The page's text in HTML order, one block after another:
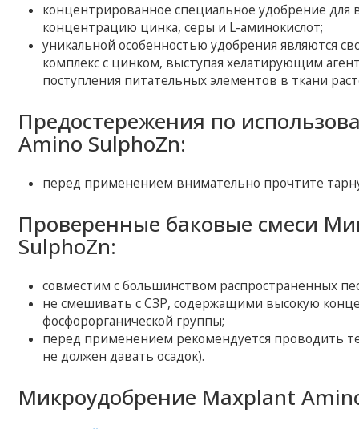
концентрированное специальное удобрение
концентрацию цинка, серы и L-аминокислот;
уникальной особенностью удобрения являются
комплекс с цинком, выступая хелатирующим
поступления питательных элементов в ткани
Предостережения по
Amino SulphoZn:
перед применением внимательно прочтите
Проверенные баковые смеси
SulphoZn:
совместим с большинством распространённых
не смешивать с СЗР, содержащими высокую
фосфорорганической группы;
перед применением рекомендуется проводить
не должен давать осадок).
Микроудобрение Maxplant